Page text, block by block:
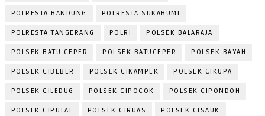
POLRESTA BANDUNG POLRESTA SUKABUMI
POLRESTA TANGERANG POLRI POLSEK BALARAJA
POLSEK BATU CEPER POLSEK BATUCEPER POLSEK BAYAH
POLSEK CIBEBER POLSEK CIKAMPEK POLSEK CIKUPA
POLSEK CILEDUG POLSEK CIPOCOK POLSEK CIPONDOH
POLSEK CIPUTAT POLSEK CIRUAS POLSEK CISAUK